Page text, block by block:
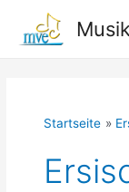
springen
Startseite